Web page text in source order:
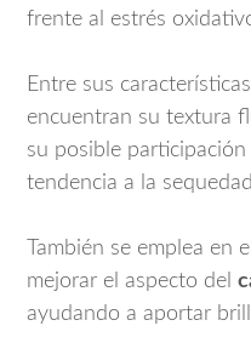
frente al estrés
Entre sus
encuentran su textura
su posible
tendencia a la
También se emplea en
mejorar el aspecto del
ayudando a aportar